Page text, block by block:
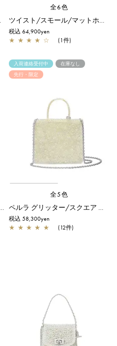
全6色
税込 64,900yen
★ ★ ★ ★ ☆ (1件)
ルッケット ミニアトゥーラ/マットホワイト
入荷連絡受付中
在庫なし
先行・限定
全5色
ペルラ グリッター/スクエア スモール/オーロラトラスパレンテ【オンラインストア先行販売カラー】
税込 58,300yen
★ ★ ★ ★ ★ (12件)